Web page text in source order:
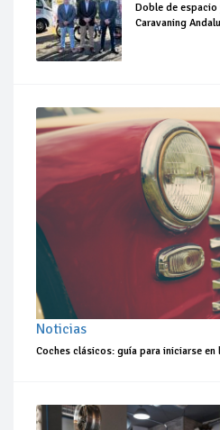
Doble de espacio
Caravaning
Noticias
Coches clásicos: guía para iniciarse en